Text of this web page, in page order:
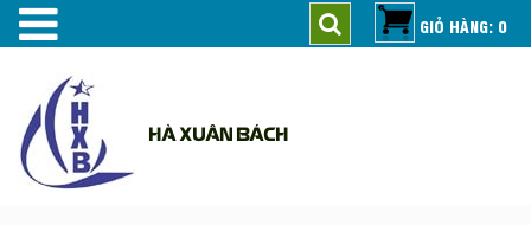
HÀ XUÂN BÁCH
GIỎ HÀNG: 0